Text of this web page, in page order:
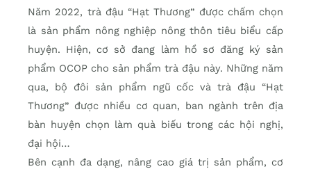
Năm 2022, trà đậu “Hạt Thương” được chấm chọn
là sản phẩm nông nghiệp nông thôn tiêu biểu cấp
huyện. Hiện, cơ sở đang làm hồ sơ đăng ký sản
phẩm OCOP cho sản phẩm trà đậu này. Những năm
qua, bộ đôi sản phẩm ngũ cốc và trà đậu “Hạt
Thương” được nhiều cơ quan, ban ngành trên địa
bàn huyện chọn làm quà biếu trong các hội nghị,
đại hội…
Bên cạnh đa dạng, nâng cao giá trị sản phẩm, cơ